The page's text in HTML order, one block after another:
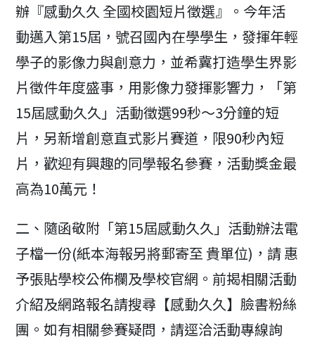
辦『感動久久 全國校園短片徵選』。今年活
動邁入第15屆，號召國內在學學生，發揮年輕
學子的影像力與創意力，並希冀打造學生界影
片徵件年度盛事，用影像力發揮影響力，「第
15屆感動久久」活動徵選99秒～3分鐘的短
片，另新增創意直式影片賽道，限90秒內短
片，歡迎有興趣的同學報名參賽，活動獎金最
高為10萬元！
二、隨函敬附「第15屆感動久久」活動辦法電
子檔一份(紙本海報另將郵寄至 貴單位)，請 惠
予張貼學校公佈欄及學校官網。前揭相關活動
介紹及網路報名請搜尋【感動久久】臉書粉絲
團。如有相關參賽疑問，請逕洽活動專線詢